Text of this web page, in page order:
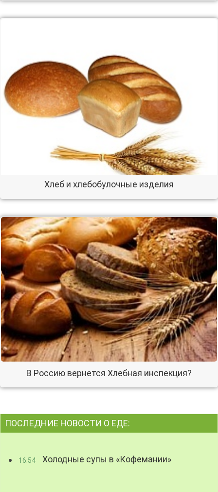
Хлеб и хлебобулочные изделия
В Россию вернется Хлебная инспекция?
ПОСЛЕДНИЕ НОВОСТИ О ЕДЕ:
16:54 Холодные супы в «Кофемании»